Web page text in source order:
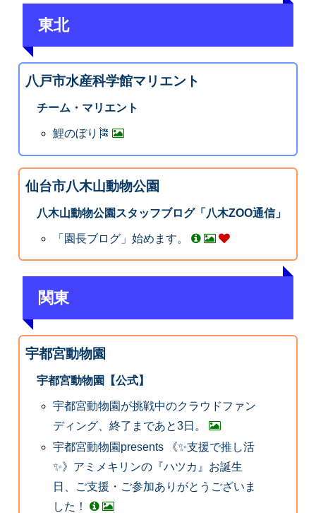
東北
八戸市水産科学館マリエント
チーム・マリエント
鯉のぼり🎏
仙台市八木山動物公園
八木山動物公園スタッフブログ「八木ZOO通信」
「園長ブログ」始めます。
関東
宇都宮動物園
宇都宮動物園【公式】
宇都宮動物園が挑戦中のクラウドファン
ディング、終了まであと3日。
宇都宮動物園presents 《✨支援で推し活
✨》アミメキリンの『ハツカ』お誕生
日、ご支援・ご参加ありがとうございま
した！